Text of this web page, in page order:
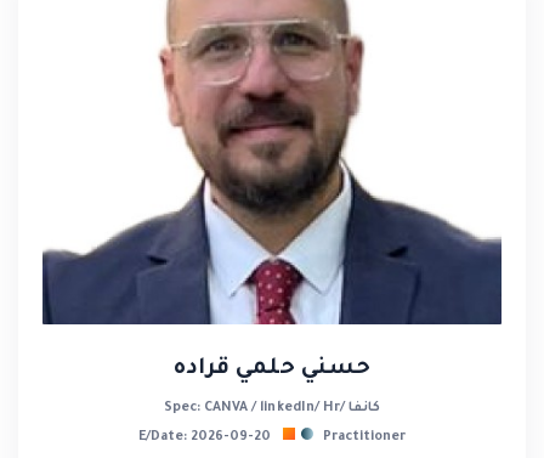
حسني حلمي قراده
Spec: CANVA / linkedIn/ Hr/ كانفا
E/Date: 2026-09-20
Practitioner